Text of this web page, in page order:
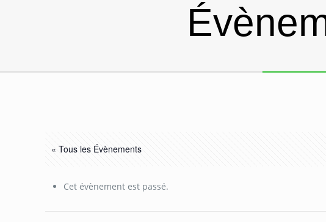
« Tous les Évènements
Cet évènement est passé.